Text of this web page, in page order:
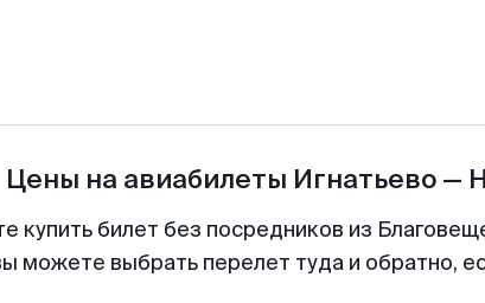
Цены на авиабилеты Игнатьево—
купить билет без посредников из
можете выбрать перелет туда и обратно,